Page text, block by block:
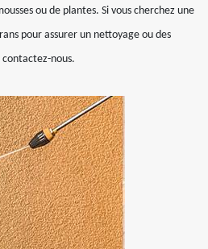
ou de plantes. Si vous cherchez une
pour assurer un nettoyage ou des
nous.